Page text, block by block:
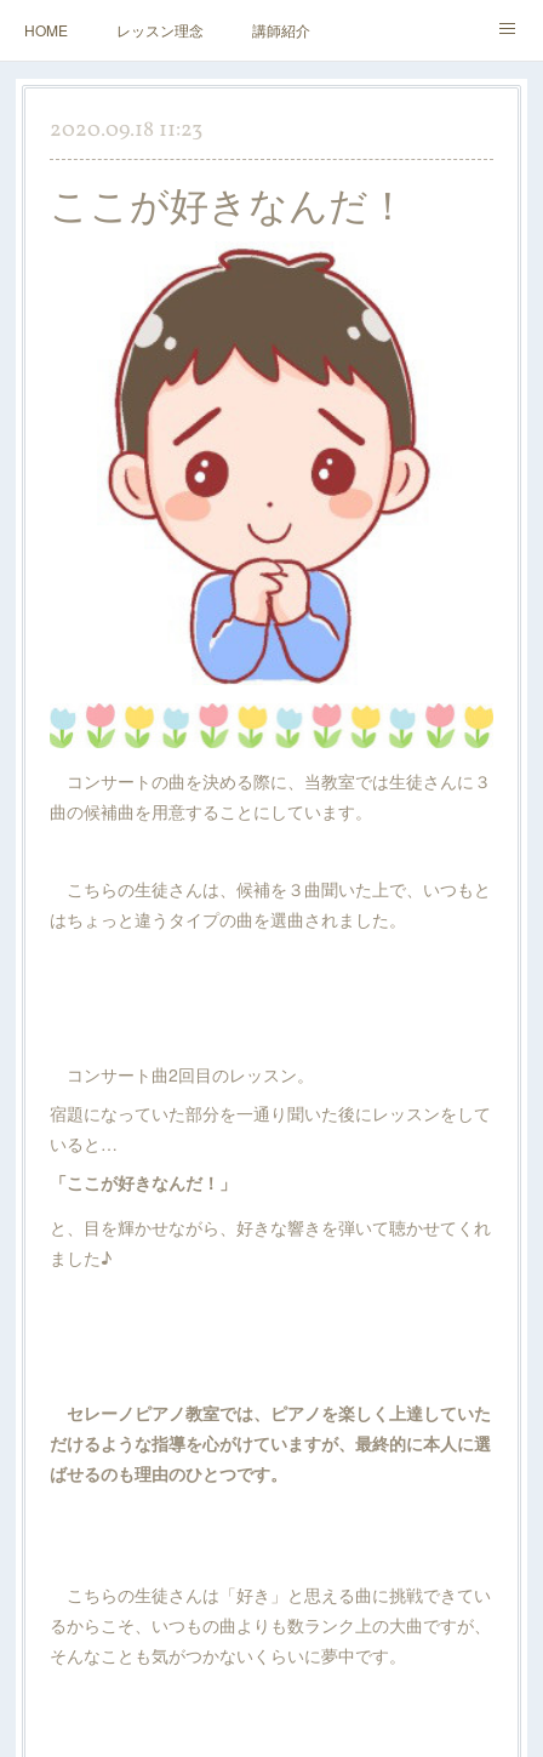
HOME レッスン理念 講師紹介
レッスンについて アクセス&お問い合わせ
2020.09.18 11:23
ここが好きなんだ！
コンサートの曲を決める際に、当教室では生徒さんに３
曲の候補曲を用意することにしています。
こちらの生徒さんは、候補を３曲聞いた上で、いつもと
はちょっと違うタイプの曲を選曲されました。
コンサート曲2回目のレッスン。
宿題になっていた部分を一通り聞いた後にレッスンをして
いると…
「ここが好きなんだ！」
と、目を輝かせながら、好きな響きを弾いて聴かせてくれ
ました♪
セレーノピアノ教室では、ピアノを楽しく上達していた
だけるような指導を心がけていますが、最終的に本人に選
ばせるのも理由のひとつです。
こちらの生徒さんは「好き」と思える曲に挑戦できてい
るからこそ、いつもの曲よりも数ランク上の大曲ですが、
そんなことも気がつかないくらいに夢中です。